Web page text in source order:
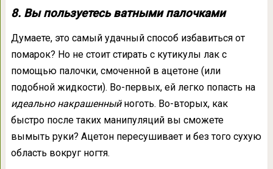
8. Вы пользуетесь ватными палочками
Думаете, это самый удачный способ избавиться от
помарок? Но не стоит стирать с кутикулы лак с
помощью палочки, смоченной в ацетоне (или
подобной жидкости). Во-первых, ей легко попасть на
идеально накрашенныйноготь. Во-вторых, как
быстро после таких манипуляций вы сможете
вымыть руки? Ацетон пересушивает и без того сухую
область вокруг ногтя.